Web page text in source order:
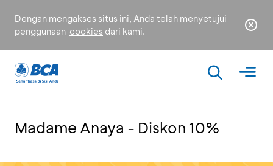
Dengan mengakses situs ini, Anda telah menyetujui
penggunaan cookies dari kami.
Madame Anaya - Diskon 10%